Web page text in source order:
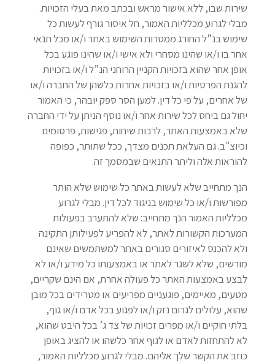
שירות שבו, ללא אישור מראש ובכתב מאת בעלי הזכויות.
מבלי לגרוע מכלליות האמור, חל איסור גורף לעשות כל
שימוש בנ”ל החורג ממטרות השימוש באתר ו/או מכל תנאי
אחר בו ו/או שהינו מסחרי ולא אישי ו/או שהינו פוגע בכל
אופן אחר שהוא בזכויות הקניין הרוחני הנ”ל ו/או בזכויות
להגנת הפרטיות ו/או בזכויות אחרות כלשהן של החברה ו/או
של אחרים, על פי כל דין. למען הסר ספק יובהר, כי האמור
יחול גם ביחס לכל שירות אחר ו/או נוסף הניתן על ידי החברה
שלא באמצעות האתר, לרבות שיחות, פגישות, פרסומים
וכיוצ"ב. גם העלאת תכנים מצדך, ככל שתותר, כפופה
להוראות אלה וליתר התנאים שבמסמך זה.
הנך מתחייב שלא לעשות באתר כל שימוש שלא הותר
מפורשות ו/או כל שימוש בניגוד לכל דין. מבלי לגרוע
מכלליות האמור הנך מתחייב: שלא להתערב בפעולות
המערכות הקשורות לאתר, לא להפריע לפעילותן התקינה
ולא להכנס לאיזורים סגורים באתר למשתמשים שאינם
מורשים, שלא לשגר לאתר או באמצעותו כל מידע ו/או לא
לבצע באמצעות האתר כל פעולה אחרת, אם הינם שקריים,
מטעים, מאיימים, פוגעניים מפריעים או מטרידים בכל מובן
שהוא, עלולים לגרום נזק ו/או לפגוע בכל אדם ו/או גוף,
בלתי חוקיים ו/או מפרים זכויות של צד ג’ בכל היבט שהוא,
לא להתחזות לאדם או לגוף אחר כלשהו או להציג באופן
כוזב את הקשר שלך אליהם. מבלי לגרוע מכלליות האמור,